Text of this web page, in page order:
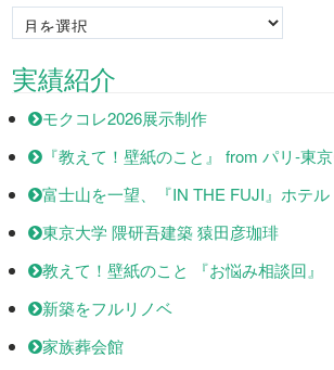
Monthly
archives
実績紹介
モクコレ2026展示制作
『教えて！壁紙のこと』 from パリ-東京
富士山を一望、『IN THE FUJI』ホテル
東京大学 隈研吾建築 猿田彦珈琲
教えて！壁紙のこと 『お悩み相談回』
新築をフルリノベ
家族葬会館